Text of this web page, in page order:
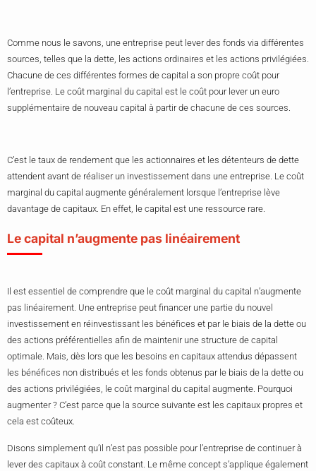
Comme nous le savons, une entreprise peut lever des fonds via différentes
sources, telles que la dette, les actions ordinaires et les actions privilégiées.
Chacune de ces différentes formes de capital a son propre coût pour
l’entreprise. Le coût marginal du capital est le coût pour lever un euro
supplémentaire de nouveau capital à partir de chacune de ces sources.
C’est le taux de rendement que les actionnaires et les détenteurs de dette
attendent avant de réaliser un investissement dans une entreprise. Le coût
marginal du capital augmente généralement lorsque l’entreprise lève
davantage de capitaux. En effet, le capital est une ressource rare.
Le capital n’augmente pas linéairement
Il est essentiel de comprendre que le coût marginal du capital n’augmente
pas linéairement. Une entreprise peut financer une partie du nouvel
investissement en réinvestissant les bénéfices et par le biais de la dette ou
des actions préférentielles afin de maintenir une structure de capital
optimale. Mais, dès lors que les besoins en capitaux attendus dépassent
les bénéfices non distribués et les fonds obtenus par le biais de la dette ou
des actions privilégiées, le coût marginal du capital augmente. Pourquoi
augmenter ? C’est parce que la source suivante est les capitaux propres et
cela est coûteux.
Disons simplement qu’il n’est pas possible pour l’entreprise de continuer à
lever des capitaux à coût constant. Le même concept s’applique également